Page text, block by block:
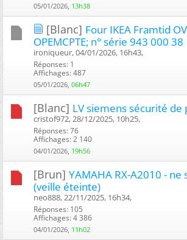
05/01/2026, 13h38
[Blanc] Four IKEA Framtid
OPEMCPTE; n° série 943 000 38
ironiqueur, 04/01/2026, 16h43, ‎
Réponses: 1
Affichages: 487
05/01/2026, 06h47
[Blanc] LV siemens sécurité
cristof972, 28/12/2025, 10h25, ‎
Réponses: 76
Affichages: 2 140
04/01/2026, 19h56
[Brun] YAMAHA RX-A2010 -
(veille éteinte)
neo888, 22/11/2025, 16h34, ‎
Réponses: 105
Affichages: 4 386
04/01/2026, 11h02